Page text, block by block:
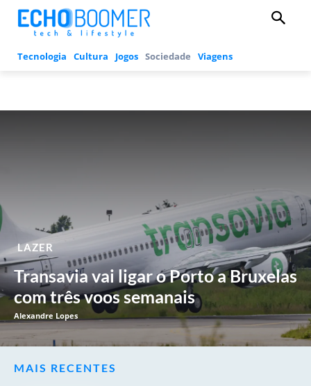
Tecnologia Cultura Jogos Sociedade Viagens
LAZER
Transavia vai ligar o Porto a Bruxelas
com três voos semanais
Alexandre Lopes
MAIS RECENTES